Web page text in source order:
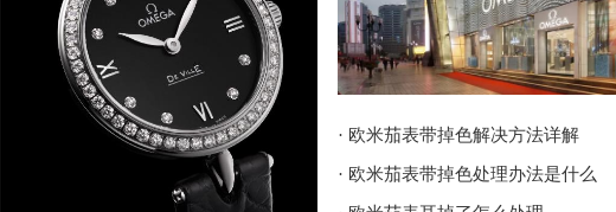
· 欧米茄表带掉色解决方法详解
· 欧米茄表带掉色处理办法是什么